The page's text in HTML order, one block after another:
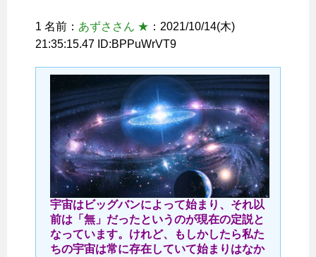
1 名前： あずささん ★ ：2021/10/14(木)
21:35:15.47 ID:BPPuWrVT9
宇宙はビッグバンによって始まり、それ以
前は「無」だったというのが現在の定説と
なっています。けれど、もしかしたら私た
ちの宇宙は常に存在していて始まりはなか